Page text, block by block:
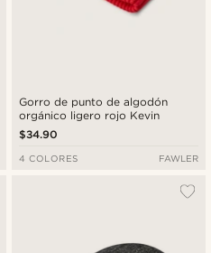
Gorro de punto de algodón
orgánico ligero rojo Kevin
$34.90
4 COLORES FAWLER